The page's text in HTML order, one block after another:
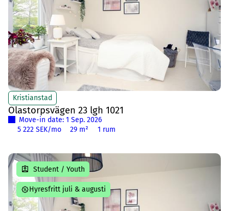
Kristianstad
Olastorpsvägen 23 lgh 1021
Move-in date: 1 Sep. 2026
5 222 SEK/mo
29 m² 1 rum
Student / Youth
Hyresfritt juli & augusti